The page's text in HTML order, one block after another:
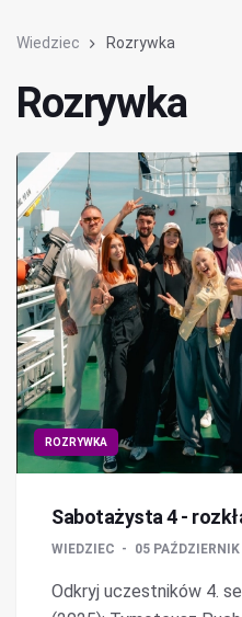
Wiedziec Rozrywka
Rozrywka
ROZRYWKA
Sabotażysta 4 -
WIEDZIEC 05
Odkryj uczestników 4.